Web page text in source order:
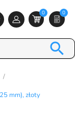
0 0

mm), złoty